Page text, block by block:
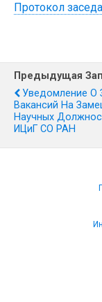
Протокол
Предыдущая
Уведомление О
Вакансий На
Научных
ИЦиГ СО РАН